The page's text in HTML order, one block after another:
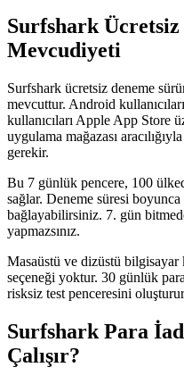
Surfshark Ücretsiz
Mevcudiyeti
Surfshark ücretsiz deneme
mevcuttur. Android
kullanıcıları Apple App Store
uygulama mağazası
gerekir.
Bu 7 günlük pencere, 100
sağlar. Deneme süresi boyunca
bağlayabilirsiniz. 7. gün
yapmazsınız.
Masaüstü ve dizüstü bilgisayar
seçeneği yoktur. 30 günlük
risksiz test penceresini
Surfshark Para
Çalışır?